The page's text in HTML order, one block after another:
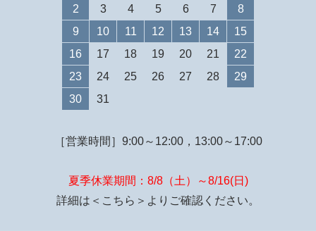
2
3 4 5 6 7
8
9
10 11 12 13 14
15
16
17 18 19 20 21
22
23
24 25 26 27 28
29
30
31
［営業時間］9:00～12:00，13:00～17:00
夏季休業期間：8/8（土）～8/16(日)
詳細は ＜こちら＞ よりご確認ください。